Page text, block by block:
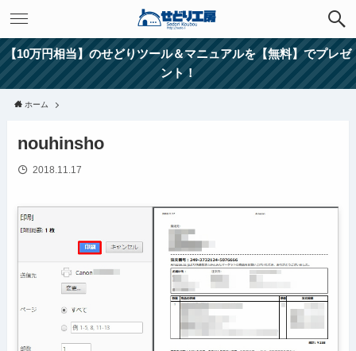
【10万円相当】のせどりツール＆マニュアルを【無料】でプレゼ
ント！
ホーム
nouhinsho
2018.11.17